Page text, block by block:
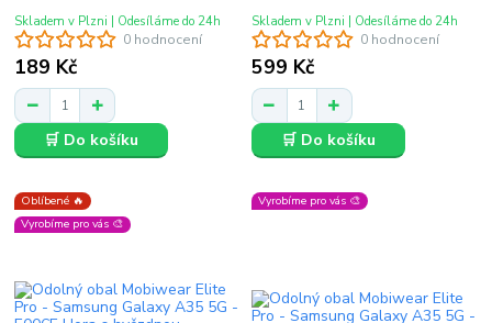
0 hodnocení
189 Kč
Skladem v Plzni | Odesíláme do 24h
🛒 Do košíku
0 hodnocení
599 Kč
Skladem v Plzni | Odesíláme do 24h
🛒 Do košíku
Oblíbené 🔥
Vyrobíme pro vás 🎨
Vyrobíme pro vás 🎨